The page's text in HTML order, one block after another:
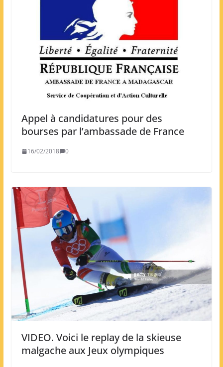
Appel à candidatures pour des
bourses par l’ambassade de France
16/02/2018 0
VIDEO. Voici le replay de la skieuse
malgache aux Jeux olympiques